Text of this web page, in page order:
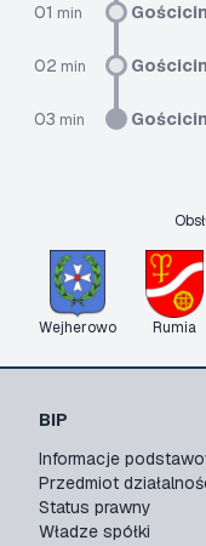
01 min
02 min
03 min
Wejherowo Rumia
BIP
Informacje
Przedmiot
Status prawny
Władze spółki